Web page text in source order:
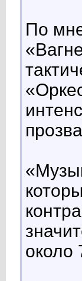
По
около